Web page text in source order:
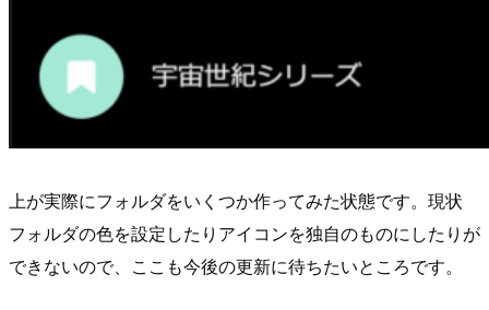
上が実際にフォルダをいくつか作ってみた状態です。現状
フォルダの色を設定したりアイコンを独自のものにしたりが
できないので、ここも今後の更新に待ちたいところです。